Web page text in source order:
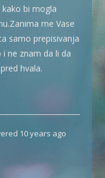
bi mogla
me Vase
samo prepisivanja
ne znam da li da
hvala.
10 years ago